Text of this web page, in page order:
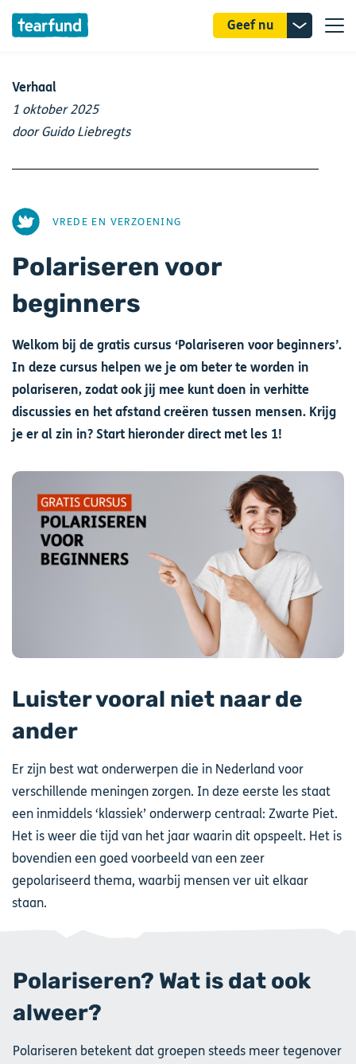
Geef nu
Verhaal
1 oktober 2025
door Guido Liebregts
AFBEELDINGVREDE EN VERZOENING
Polariseren voor
beginners
Welkom bij de gratis cursus ‘Polariseren voor beginners’.
In deze cursus helpen we je om beter te worden in
polariseren, zodat ook jij mee kunt doen in verhitte
discussies en het afstand creëren tussen mensen. Krijg
je er al zin in? Start hieronder direct met les 1!
Afbeelding
Luister vooral niet naar de
ander
Er zijn best wat onderwerpen die in Nederland voor
verschillende meningen zorgen. In deze eerste les staat
een inmiddels ‘klassiek’ onderwerp centraal: Zwarte Piet.
Het is weer die tijd van het jaar waarin dit opspeelt. Het is
bovendien een goed voorbeeld van een zeer
gepolariseerd thema, waarbij mensen ver uit elkaar
staan.
Polariseren? Wat is dat ook
alweer?
Polariseren betekent dat groepen steeds meer tegenover